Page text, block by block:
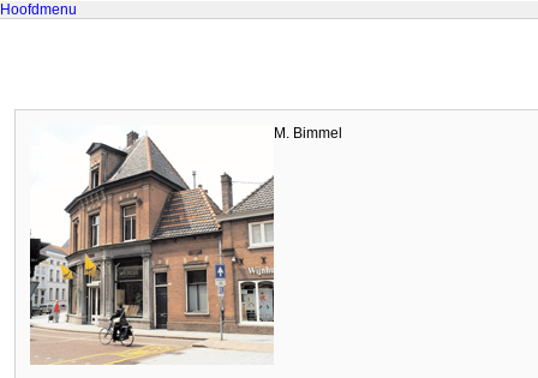
Hoofdmenu
M. Bimmel